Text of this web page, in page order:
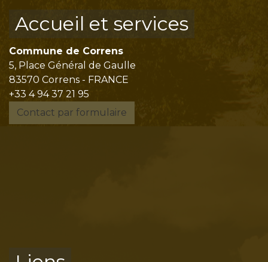
Accueil et services
Commune de Correns
5, Place Général de Gaulle
83570 Correns - FRANCE
+33 4 94 37 21 95
Contact par formulaire